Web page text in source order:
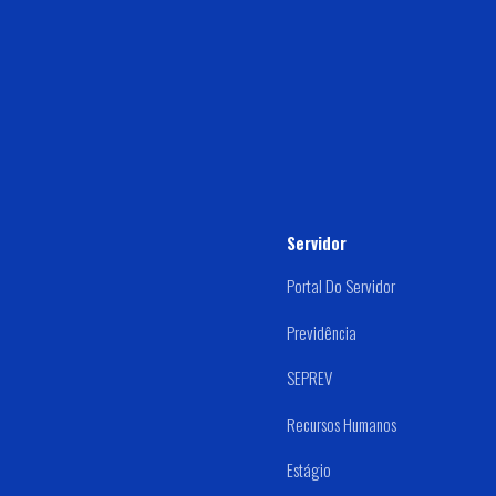
Servidor
Portal Do Servidor
Previdência
SEPREV
Recursos Humanos
Estágio